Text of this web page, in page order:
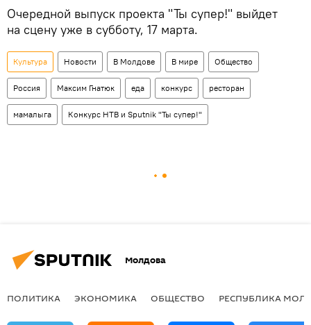
Очередной выпуск проекта "Ты супер!" выйдет
на сцену уже в субботу, 17 марта.
Культура Новости В Молдове В мире Общество
Россия Максим Гнатюк еда конкурс ресторан
мамалыга Конкурс НТВ и Sputnik "Ты супер!"
Молдова
ПОЛИТИКА ЭКОНОМИКА ОБЩЕСТВО РЕСПУБЛИКА